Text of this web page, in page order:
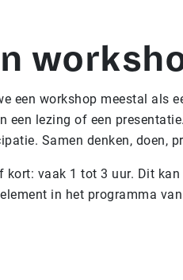
een workshop meestal als
een lezing of een
Samen denken, doen,
kort: vaak 1 tot 3 uur. Dit
in het programma van